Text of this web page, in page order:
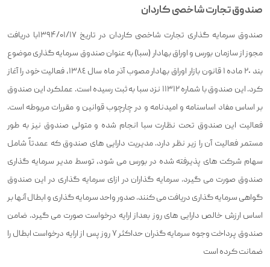
صندوق تجارت شاخصی کاردان
صندوق سرمایه گذاری تجارت شاخصی کاردان در تاریخ ۱۳۹۴/۰۱/۱۷با دریافت
مجوز از سازمان بورس و اوراق بهادار (سبا) به عنوان صندوق سرمایه گذاری موضوع
بند ٢٠ ماده ١ قانون بازار اوراق بهادار مصوب آذر ماه سال ١٣٨٤، فعالیت خود را آغاز
کرد. این صندوق با شماره ۱۱۳۱۲ نزد سبا به ثبت رسیده است. عملکرد این صندوق
بر اساس مفاد اساسنامه و امیدنامه و در چارچوب قوانین و مقررات مربوطه است.
فعالیت این صندوق تحت نظارت سبا انجام شده و متولی صندوق نیز به طور
مستمر فعالیت آن را زیر نظر دارد. مدیریت دارایی های صندوق که عمدتاً شامل
سهام شرکت های پذیرفته شده در بورس می شود، توسط مدیر سرمایه گذاری
صندوق صورت می گیرد. سرمایه گذاران در ازای سرمایه گذاری در این صندوق
گواهی سرمایه گذاری دریافت می کنند. صدور واحد سرمایه گذاری و ابطال آنها بر
اساس ارزش خالص دارایی های روز بعداز ارایه درخواست صورت می گیرد. ضامن
صندوق پرداخت وجوه سرمایه گذران حداکثر ٧ روز پس از ارایه درخواست ابطال را
ضمانت کرده است